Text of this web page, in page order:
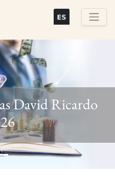
content
Next
David Ricardo